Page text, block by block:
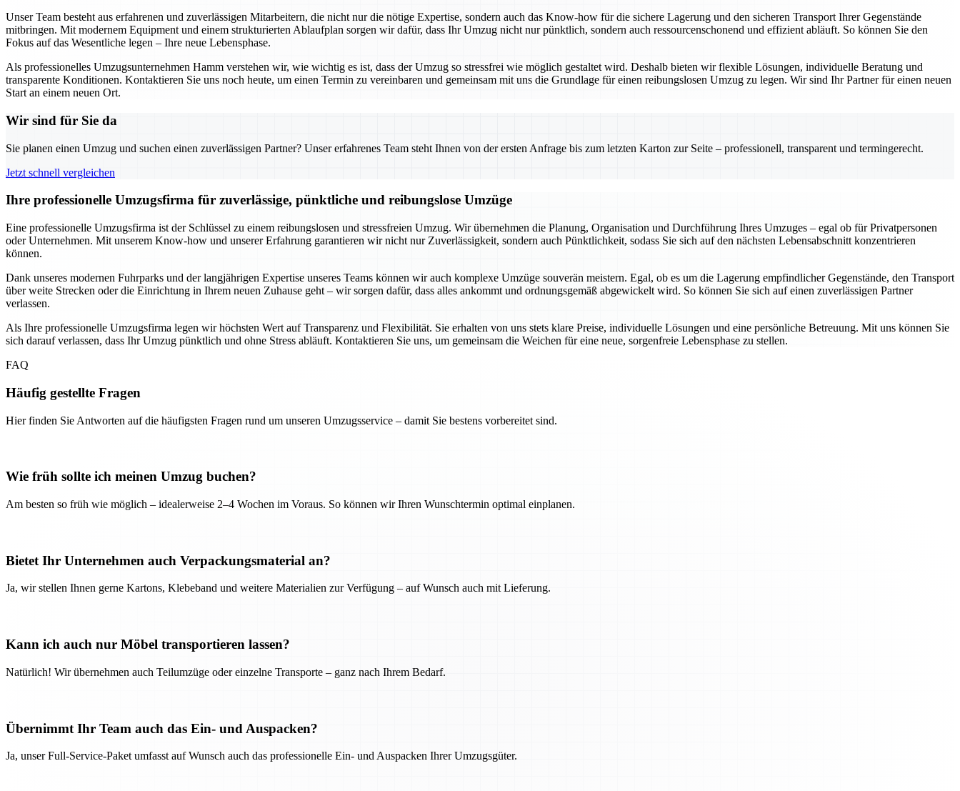
Unser Team besteht aus erfahrenen und zuverlässigen Mitarbeitern, die nicht nur die nötige Expertise, sondern auch das Know-how für die sichere Lagerung und den sicheren Transport Ihrer Gegenstände
mitbringen. Mit modernem Equipment und einem strukturierten Ablaufplan sorgen wir dafür, dass Ihr Umzug nicht nur pünktlich, sondern auch ressourcenschonend und effizient abläuft. So können Sie den
Fokus auf das Wesentliche legen – Ihre neue Lebensphase.
Als professionelles Umzugsunternehmen Hamm verstehen wir, wie wichtig es ist, dass der Umzug so stressfrei wie möglich gestaltet wird. Deshalb bieten wir flexible Lösungen, individuelle Beratung und
transparente Konditionen. Kontaktieren Sie uns noch heute, um einen Termin zu vereinbaren und gemeinsam mit uns die Grundlage für einen reibungslosen Umzug zu legen. Wir sind Ihr Partner für einen neuen
Start an einem neuen Ort.
Wir sind für Sie da
Sie planen einen Umzug und suchen einen zuverlässigen Partner? Unser erfahrenes Team steht Ihnen von der ersten Anfrage bis zum letzten Karton zur Seite – professionell, transparent und termingerecht.
Jetzt schnell vergleichen
Ihre professionelle Umzugsfirma für zuverlässige, pünktliche und reibungslose Umzüge
Eine professionelle Umzugsfirma ist der Schlüssel zu einem reibungslosen und stressfreien Umzug. Wir übernehmen die Planung, Organisation und Durchführung Ihres Umzuges – egal ob für Privatpersonen
oder Unternehmen. Mit unserem Know-how und unserer Erfahrung garantieren wir nicht nur Zuverlässigkeit, sondern auch Pünktlichkeit, sodass Sie sich auf den nächsten Lebensabschnitt konzentrieren
können.
Dank unseres modernen Fuhrparks und der langjährigen Expertise unseres Teams können wir auch komplexe Umzüge souverän meistern. Egal, ob es um die Lagerung empfindlicher Gegenstände, den Transport
über weite Strecken oder die Einrichtung in Ihrem neuen Zuhause geht – wir sorgen dafür, dass alles ankommt und ordnungsgemäß abgewickelt wird. So können Sie sich auf einen zuverlässigen Partner
verlassen.
Als Ihre professionelle Umzugsfirma legen wir höchsten Wert auf Transparenz und Flexibilität. Sie erhalten von uns stets klare Preise, individuelle Lösungen und eine persönliche Betreuung. Mit uns können Sie
sich darauf verlassen, dass Ihr Umzug pünktlich und ohne Stress abläuft. Kontaktieren Sie uns, um gemeinsam die Weichen für eine neue, sorgenfreie Lebensphase zu stellen.
FAQ
Häufig gestellte Fragen
Hier finden Sie Antworten auf die häufigsten Fragen rund um unseren Umzugsservice – damit Sie bestens vorbereitet sind.
Wie früh sollte ich meinen Umzug buchen?
Am besten so früh wie möglich – idealerweise 2–4 Wochen im Voraus. So können wir Ihren Wunschtermin optimal einplanen.
Bietet Ihr Unternehmen auch Verpackungsmaterial an?
Ja, wir stellen Ihnen gerne Kartons, Klebeband und weitere Materialien zur Verfügung – auf Wunsch auch mit Lieferung.
Kann ich auch nur Möbel transportieren lassen?
Natürlich! Wir übernehmen auch Teilumzüge oder einzelne Transporte – ganz nach Ihrem Bedarf.
Übernimmt Ihr Team auch das Ein- und Auspacken?
Ja, unser Full-Service-Paket umfasst auf Wunsch auch das professionelle Ein- und Auspacken Ihrer Umzugsgüter.